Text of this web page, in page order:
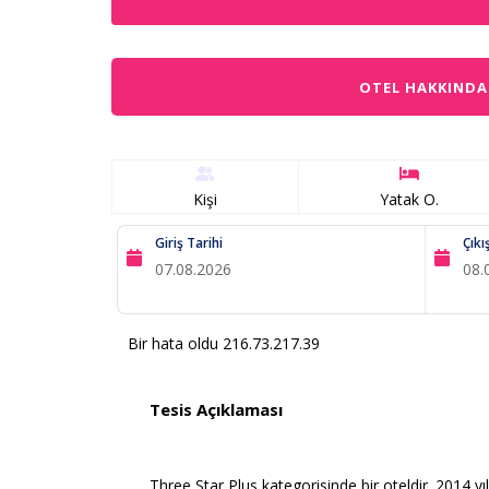
OTEL HAKKINDA
Kişi Yatak O.
Giriş Tarihi
Bir hata oldu 216.73.217.39
Tesis Açıklaması